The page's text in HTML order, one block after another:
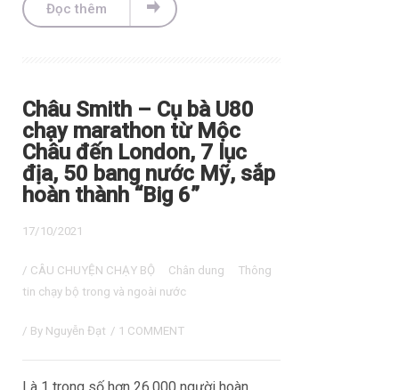
Đọc thêm
Châu Smith – Cụ bà U80
chạy marathon từ Mộc
Châu đến London, 7 lục
địa, 50 bang nước Mỹ, sắp
hoàn thành “Big 6”
17/10/2021
/ CÂU CHUYỆN CHẠY BỘ Chân dung
Thông
tin chạy bộ trong và ngoài nước
/ By Nguyễn Đạt / 1 COMMENT